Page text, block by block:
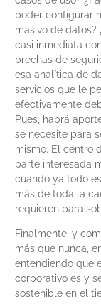
poder configurar
masivo de datos?
casi inmediata
brechas de
esa analítica de
servicios que le
efectivamente
Pues, habrá
se necesite para
mismo. El centro
parte interesada
cuando ya todo
más de toda la
requieren para
Finalmente, y
más que nunca,
entendiendo que
corporativo es y
sostenible en el